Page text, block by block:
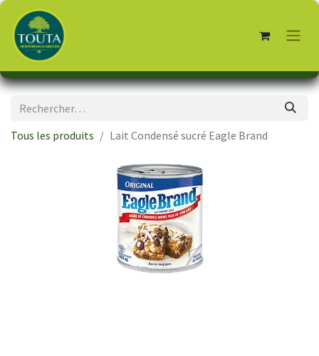
Tous les produits Lait Condensé sucré Eagle Brand